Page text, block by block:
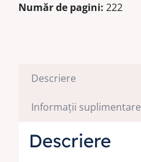
Număr de pagini: 222
Descriere
Informații suplimentare
Descriere